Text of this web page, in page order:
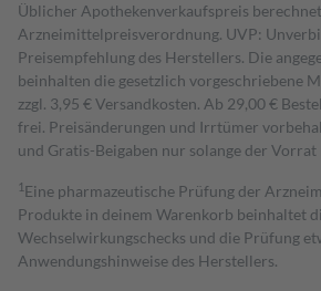
Üblicher Apothekenverkaufspreis
Arzneimittelpreisverordnung. UVP:
Preisempfehlung des Herstellers. Die
beinhalten die gesetzlich vorgeschriebene
zzgl. 3,95 € Versandkosten. Ab 29,00 €
frei. Preisänderungen und Irrtümer
und Gratis-Beigaben nur solange der Vorrat
1 Eine pharmazeutische Prüfung der
Produkte in deinem Warenkorb beinhaltet
Wechselwirkungschecks und die Prüfung
Anwendungshinweise des Herstellers.